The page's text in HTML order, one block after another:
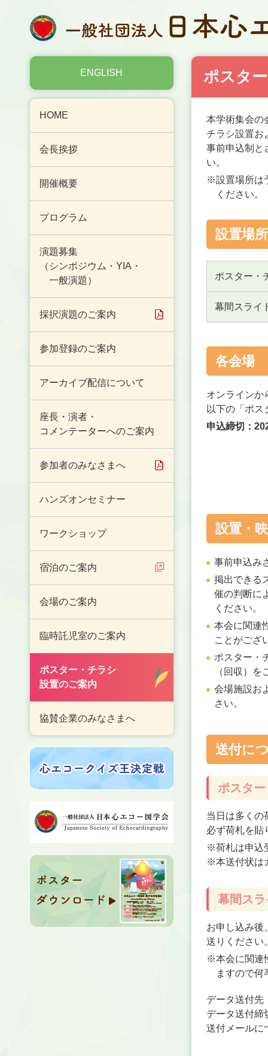
ENGLISH
HOME
会長挨拶
開催概要
プログラム
演題募集
（シンポジウム・YIA・
一般演題）
採択演題のご案内
参加登録のご案内
アーカイブ配信について
座長・演者・
コメンテーターへのご案内
参加者のみなさまへ
ハンズオンセミナー
ワークショップ
宿泊のご案内
会場のご案内
臨時託児室のご案内
ポスター・チラシ
設置のご案内
協賛企業のみなさまへ
ポスタ
本学術集会の
チラシ設置お
事前申込制と
い。
※設置場所は
ください。
設置場
ポスター・
幕間スライ
各会場
オンラインか
以下の「ポ
申込締切：
設置・
事前申込み
掲出できる
催の判断に
ください。
本会に関連
ことがござ
ポスター・
（回収）
会場施設お
さい。
送付に
ポスタ
当日は多くの
必ず荷札を貼
※荷札は申込
※本送付状は
幕間ス
お申し込み後
送りください
※本会に関連
ますので何
データ送付先
データ送付締
送付メールに